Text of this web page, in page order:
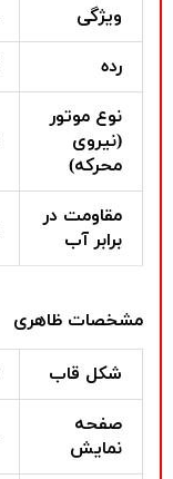
ویژگی
رده
نوع موتور
(نیروی
محرکه)
مقاومت در
برابر آب
مشخصات ظاهری
شکل قاب
صفحه
نمایش